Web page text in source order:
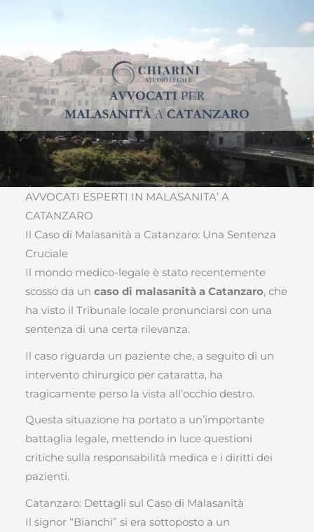
AVVOCATI ESPERTI IN MALASANITA’ A
CATANZARO
Il Caso di Malasanità a Catanzaro: Una Sentenza
Cruciale
Il mondo medico-legale è stato recentemente
scosso da un caso di malasanità a Catanzaro, che
ha visto il Tribunale locale pronunciarsi con una
sentenza di una certa rilevanza.
Il caso riguarda un paziente che, a seguito di un
intervento chirurgico per cataratta, ha
tragicamente perso la vista all’occhio destro.
Questa situazione ha portato a un’importante
battaglia legale, mettendo in luce questioni
critiche sulla responsabilità medica e i diritti dei
pazienti.
Catanzaro: Dettagli sul Caso di Malasanità
Il signor “Bianchi” si era sottoposto a un